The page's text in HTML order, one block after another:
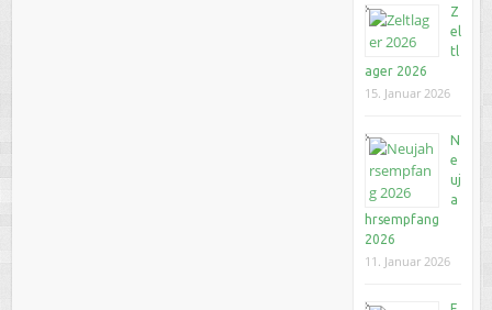
Z
el
tl
ager 2026
15. Januar 2026
N
e
uj
a
hrsempfang
2026
11. Januar 2026